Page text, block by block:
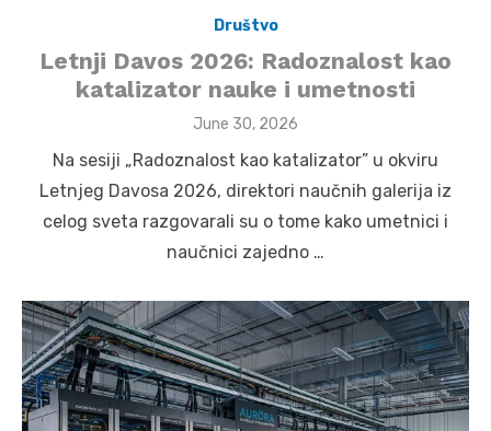
Društvo
Letnji Davos 2026: Radoznalost kao
katalizator nauke i umetnosti
Posted
June 30, 2026
Na sesiji „Radoznalost kao katalizator” u okviru
Letnjeg Davosa 2026, direktori naučnih galerija iz
celog sveta razgovarali su o tome kako umetnici i
naučnici zajedno …